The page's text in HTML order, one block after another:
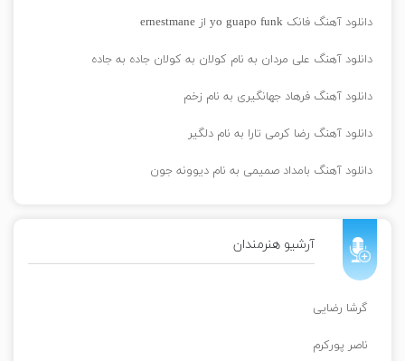
دانلود آهنگ فانک yo guapo funk از ernestmane
دانلود آهنگ علی مردان به نام کولان به کولان جاده به جاده
دانلود آهنگ فرهاد جهانگیری به نام زخم
دانلود آهنگ رضا کرمی تارا به نام دلگیر
دانلود آهنگ بامداد صمیمی به نام دیوونه جون
آرشیو هنرمندان
گرشا رضایی
ناصر پورکرم